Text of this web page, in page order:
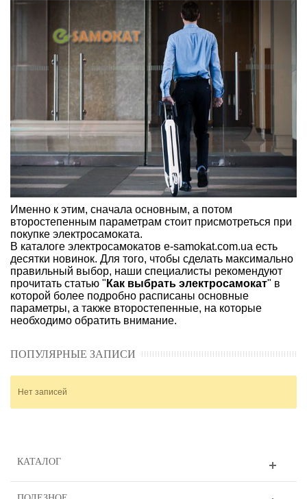
Именно к этим, сначала основным, а потом
второстепенным параметрам стоит присмотреться при
покупке электросамоката.
В каталоге электросамокатов e-samokat.com.ua есть
десятки новинок. Для того, чтобы сделать максимально
правильный выбор, наши специалисты рекомендуют
прочитать статью " Как выбрать электросамокат" в
которой более подробно расписаны основные
параметры, а также второстепенные, на которые
необходимо обратить внимание.
ПОПУЛЯРНЫЕ ЗАПИСИ
Нет записей
КАТАЛОГ